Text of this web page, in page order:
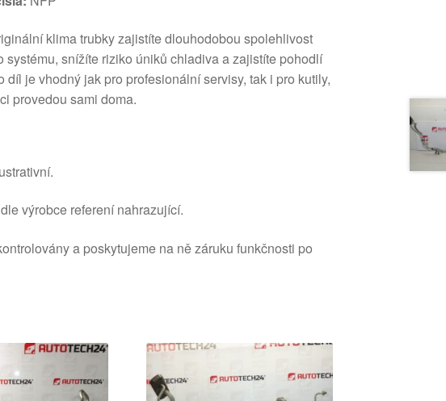
klima trubky zajistíte dlouhodobou spolehlivost
systému, snížíte riziko úniků chladiva a zajistíte pohodlí
díl je vhodný jak pro profesionální servisy, tak i pro kutily,
provedou sami doma.
výrobce referení nahrazující.
a poskytujeme na ně záruku funkčnosti po